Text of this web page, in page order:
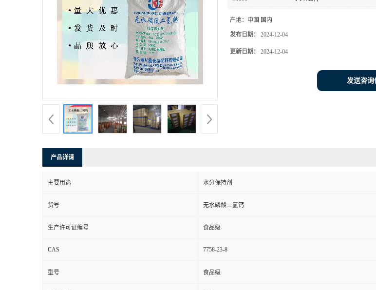
产地： 中国 国内
发布日期： 2024-12-04
更新日期： 2024-12-04
发送咨询
产品详请
主要用途 水分保持剂
货号 无水磷酸二氢钙
生产许可证编号 食品级
CAS 7758-23-8
型号 食品级